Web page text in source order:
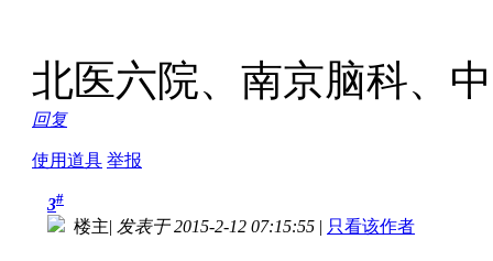
北医六院、南京脑科、
回复
使用道具 举报
3#
楼主| 发表于 2015-2-12 07:15:55 | 只看该作者